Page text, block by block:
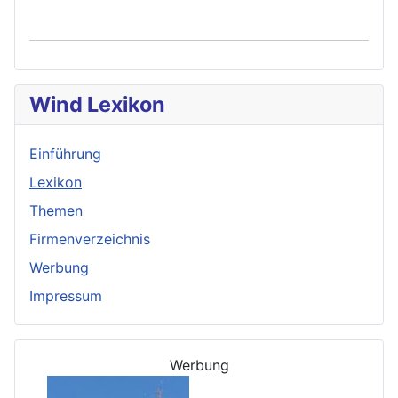
Wind Lexikon
Einführung
Lexikon
Themen
Firmenverzeichnis
Werbung
Impressum
Werbung